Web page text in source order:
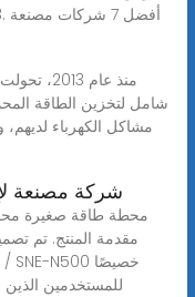
الامتثال UL، FCC، CE، PSE، EMC، UN38.3. أفضل 7 شركات مصنعة
منذ عام
شامل لتخزين الطاقة
مشاكل الكهرباء
شركة مصنعة
محطة طاقة صغيرة
للمستخدمين